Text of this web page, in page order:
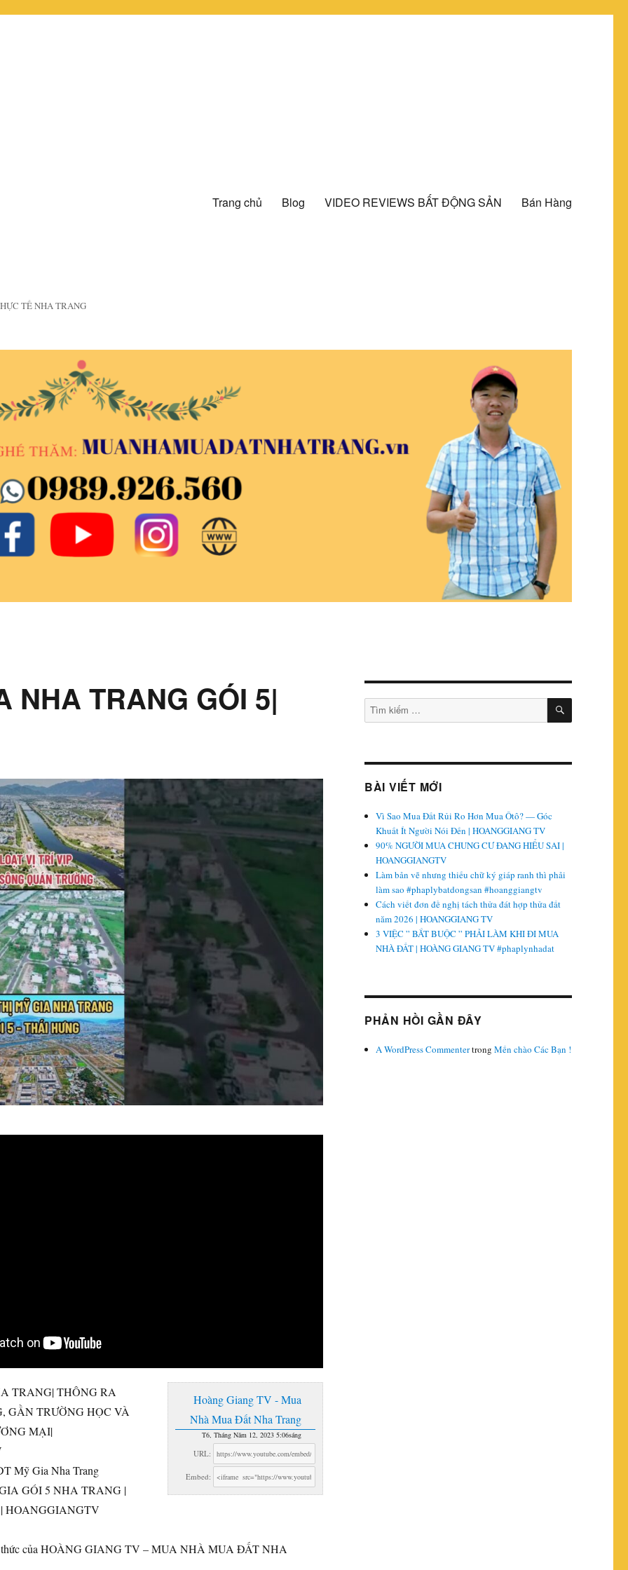
TẾ NHA TRANG
Trang chủ Blog VIDEO REVIEWS BẤT ĐỘNG SẢN Bán Hàng
NHA TRANG GÓI 5|
Hoàng Giang TV - Mua
Nhà Mua Đất Nha Trang
T6, Tháng Năm 12, 2023 5:06sáng
URL:
Embed:
TRANG| THÔNG RA
GẦN TRƯỜNG HỌC VÀ
MẠI|
Mỹ Gia Nha Trang
GÓI 5 NHA TRANG |
HOANGGIANGTV
thức của HOÀNG GIANG TV – MUA NHÀ MUA ĐẤT NHA
Tìm
kiếm:
TÌM
BÀI VIẾT MỚI
Vì Sao Mua Đất Rủi Ro Hơn Mua Ôtô? — Góc
Khuất Ít Người Nói Đến | HOANGGIANG TV
90% NGƯỜI MUA CHUNG CƯ ĐANG HIỂU SAI |
HOANGGIANGTV
Làm bản vẽ nhưng thiếu chữ ký giáp ranh thì phải
làm sao #phaplybatdongsan #hoanggiangtv
Cách viết đơn đề nghị tách thửa đát hợp thửa đất
năm 2026 | HOANGGIANG TV
3 VIỆC ” BẮT BUỘC ” PHẢI LÀM KHI ĐI MUA
NHÀ ĐẤT | HOÀNG GIANG TV #phaplynhadat
PHẢN HỒI GẦN ĐÂY
A WordPress CommentertrongMến chào Các Bạn !